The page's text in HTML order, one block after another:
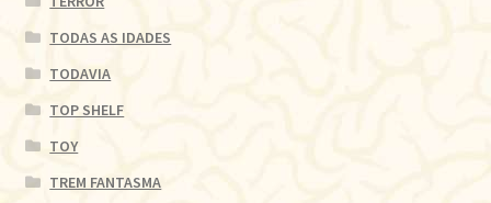
TODAS AS IDADES
TODAVIA
TOP SHELF
TOY
TREM FANTASMA